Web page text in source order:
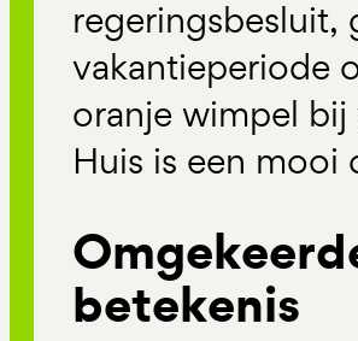
regeringsbesluit,
vakantieperiode
oranje wimpel
Huis is een mooi
betekenis